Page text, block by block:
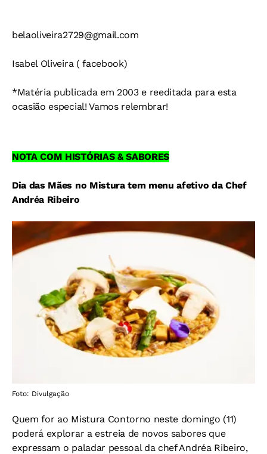
belaoliveira2729@gmail.com
Isabel Oliveira ( facebook)
*Matéria publicada em 2003 e reeditada para esta
ocasião especial! Vamos relembrar!
NOTA COM HISTÓRIAS & SABORES
Dia das Mães no Mistura tem menu afetivo da Chef
Andréa Ribeiro
Foto: Divulgação
Quem for ao Mistura Contorno neste domingo (11)
poderá explorar a estreia de novos sabores que
expressam o paladar pessoal da chef Andréa Ribeiro,